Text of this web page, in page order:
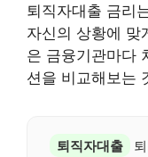
퇴직자대출 금리
자신의 상황에 맞
은 금융기관마다
션을 비교해보는
퇴직자대출